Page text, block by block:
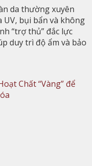
da thường xuyên
UV, bụi bẩn và không
“trợ thủ” đắc lực
duy trì độ ẩm và bảo